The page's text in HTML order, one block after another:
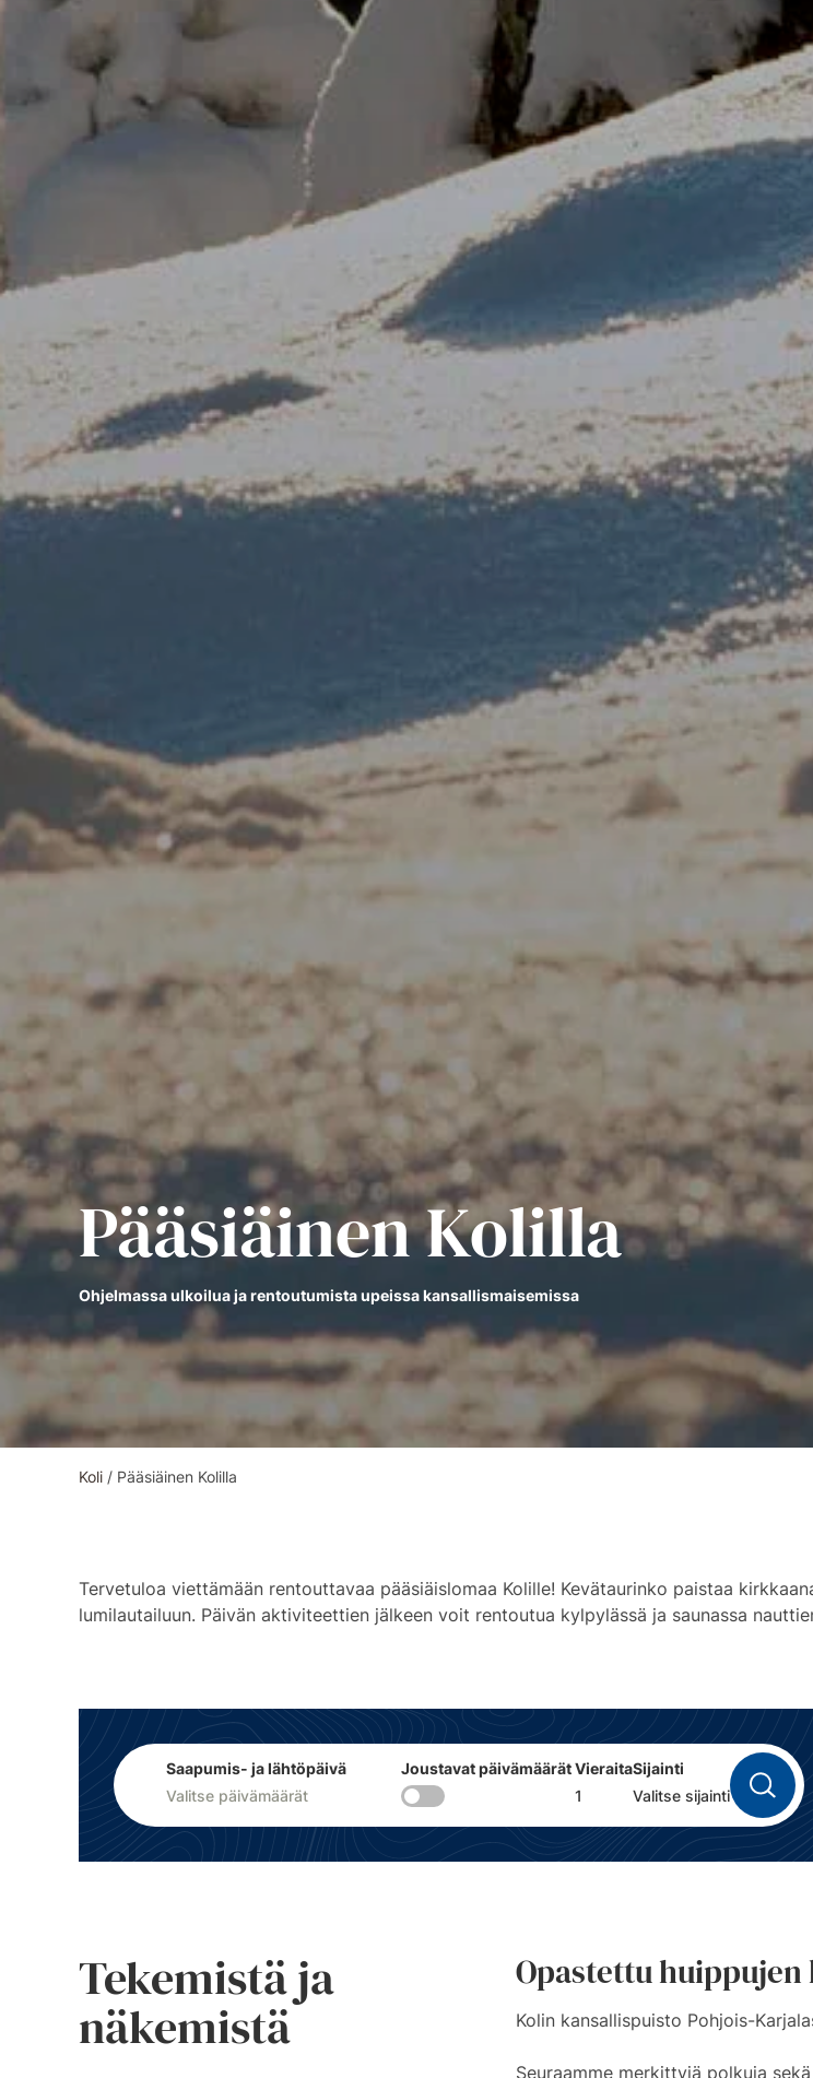
Pääsiäinen Kolilla
Ohjelmassa ulkoilua ja rentoutumista upeissa kansallismaisemissa
Koli / Pääsiäinen Kolilla
Tervetuloa viettämään rentouttavaa pääsiäislomaa Kolille! Kevätaurinko paistaa
lumilautailuun. Päivän aktiviteettien jälkeen voit rentoutua kylpylässä ja saunassa
Saapumis- ja lähtöpäivä Joustavat päivämäärätVieraitaSijainti
Tekemistä ja
näkemistä
Opastettu
Kolin kansallispuisto Pohjois-
Seuraamme merkittyjä polkuja